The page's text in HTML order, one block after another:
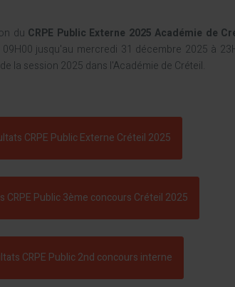
du CRPE Public Externe 2025 Académie de
jusqu'au mercredi 31 décembre 2025 à
la session 2025 dans l'Académie de Créteil.
CRPE Public Externe Créteil 2025
CRPE Public 3ème concours Créteil 2025
CRPE Public 2nd concours interne